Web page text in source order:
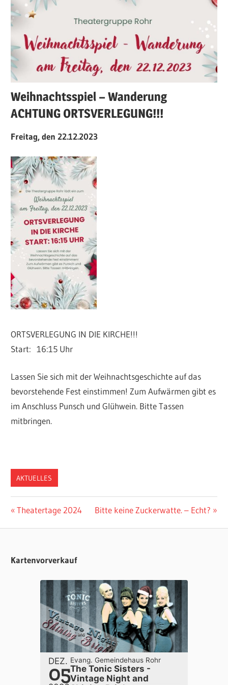
Weihnachtsspiel – Wanderung
ACHTUNG ORTSVERLEGUNG!!!
Freitag, den 22.12.2023
ORTSVERLEGUNG IN DIE KIRCHE!!!
Start: 16:15 Uhr
Lassen Sie sich mit der Weihnachtsgeschichte auf das
bevorstehende Fest einstimmen! Zum Aufwärmen gibt es
im Anschluss Punsch und Glühwein. Bitte Tassen
mitbringen.
AKTUELLES
Beitragsnavigation
Vorheriger
Theatertage 2024
Nächster
Bitte keine Zuckerwatte. – Echt?
Kartenvorverkauf
DEZ.
05
Evang. Gemeindehaus Rohr
The Tonic Sisters -
Vintage Night and